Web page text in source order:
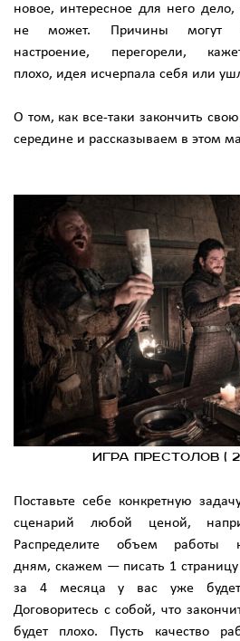
новое, интересное для него дело,
не может. Причины могут
настроение, перегорели,
плохо, идея исчерпала себя или
О том, как все-таки закончить
середине и рассказываем в этом
Игра престолов (
Поставьте себе конкретную
сценарий любой ценой,
Распределите объем
дням, скажем — писать 1
за 4 месяца у вас уже будет
Договоритесь с собой, что
будет плохо. Пусть качество